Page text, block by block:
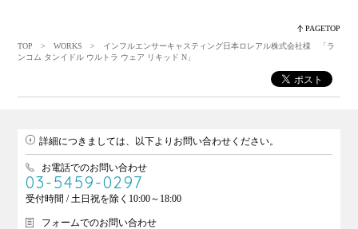
PAGETOP
TOP
>WORKS
> インフルエンサーキャスティング日本ロレアル株式会社様 「ラ
ンコム タンイドル ウルトラ ウェア リキッド N」
詳細につきましては、以下よりお問い合わせください。
お電話でのお問い合わせ
03-5459-0297
受付時間 / 土日祝を除く10:00～18:00
フォームでのお問い合わせ